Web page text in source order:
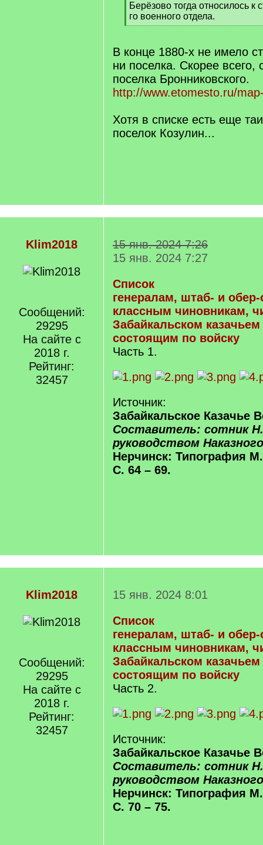
q
]
Берёзово тогда относилось к
го военного отдела.
[
q
]
В конце 1880-х не имело
ни поселка. Скорее всего,
поселка Бронниковского.
http://www.etomesto.ru/
Хотя в списке есть еще
поселок Козулин...
Klim2018
Сообщений:
29295
На сайте с
2018 г.
Рейтинг:
32457
15 янв. 2024 7:26
15 янв. 2024 7:27
Список
генералам, штаб- и
классным чиновникам,
Забайкальском казачьем
состоящим по войску
Часть 1.
Источник:
Забайкальское Казачье
Составитель: сотник
руководством
Нерчинск: Типография
С. 64 – 69.
Klim2018
Сообщений:
29295
На сайте с
2018 г.
Рейтинг:
32457
15 янв. 2024 8:01
Список
генералам, штаб- и
классным чиновникам,
Забайкальском казачьем
состоящим по войску
Часть 2.
Источник:
Забайкальское Казачье
Составитель: сотник
руководством
Нерчинск: Типография
С. 70 – 75.